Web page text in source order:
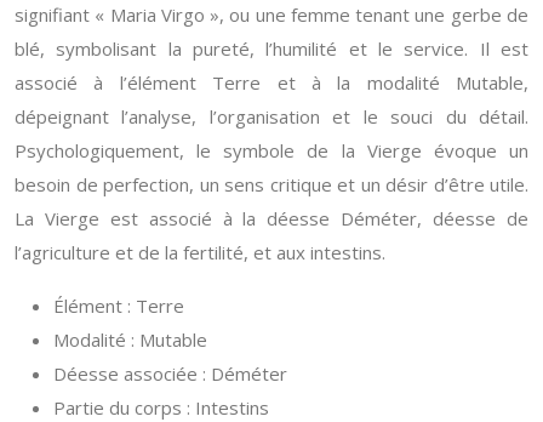
signifiant « Maria Virgo », ou une femme tenant une gerbe de
blé, symbolisant la pureté, l’humilité et le service. Il est
associé à l’élément Terre et à la modalité Mutable,
dépeignant l’analyse, l’organisation et le souci du détail.
Psychologiquement, le symbole de la Vierge évoque un
besoin de perfection, un sens critique et un désir d’être utile.
La Vierge est associé à la déesse Déméter, déesse de
l’agriculture et de la fertilité, et aux intestins.
Élément : Terre
Modalité : Mutable
Déesse associée : Déméter
Partie du corps : Intestins